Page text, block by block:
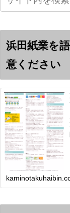
浜田紙業を
意ください